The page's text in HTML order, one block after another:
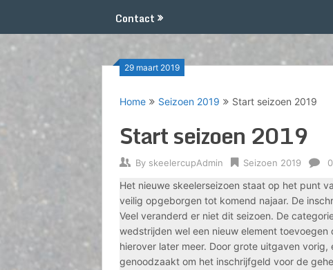
Contact
29 maart 2019
Home Seizoen 2019 Start seizoen 2019
Start seizoen 2019
By skeelercupAdmin Seizoen 2019
Het nieuwe skeelerseizoen staat op het punt
veilig opgeborgen tot komend najaar. De
Veel veranderd er niet dit seizoen. De
wedstrijden wel een nieuw element
hierover later meer. Door grote uitgaven
genoodzaakt om het inschrijfgeld voor de